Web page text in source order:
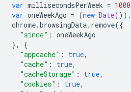
var millisecondsPerWeek = 1000
var oneWeekAgo = (new Date()).
chrome.browsingData. remove({
"since" : oneWeekAgo
},
{
"appcache" : true,
"cache" : true,
"cacheStorage" : true,
"cookies" : true,